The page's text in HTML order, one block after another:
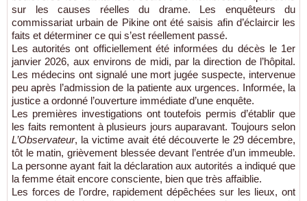
sur les causes réelles du drame. Les enquêteurs du
commissariat urbain de Pikine ont été saisis afin d’éclaircir les
faits et déterminer ce qui s’est réellement passé.
Les autorités ont officiellement été informées du décès le 1er
janvier 2026, aux environs de midi, par la direction de l’hôpital.
Les médecins ont signalé une mort jugée suspecte, intervenue
peu après l’admission de la patiente aux urgences. Informée, la
justice a ordonné l’ouverture immédiate d’une enquête.
Les premières investigations ont toutefois permis d’établir que
les faits remontent à plusieurs jours auparavant. Toujours selon
L’Observateur, la victime avait été découverte le 29 décembre,
tôt le matin, grièvement blessée devant l’entrée d’un immeuble.
La personne ayant fait la déclaration aux autorités a indiqué que
la femme était encore consciente, bien que très affaiblie.
Les forces de l’ordre, rapidement dépêchées sur les lieux, ont